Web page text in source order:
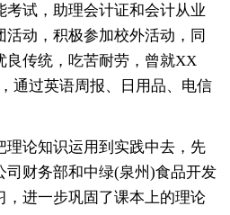
考试，助理会计证和会计从业
动，积极参加校外活动，同
良传统，吃苦耐劳，曾就XX
通过英语周报、日用品、电信
理论知识运用到实践中去，先
司财务部和中绿(泉州)食品开发
，进一步巩固了课本上的理论